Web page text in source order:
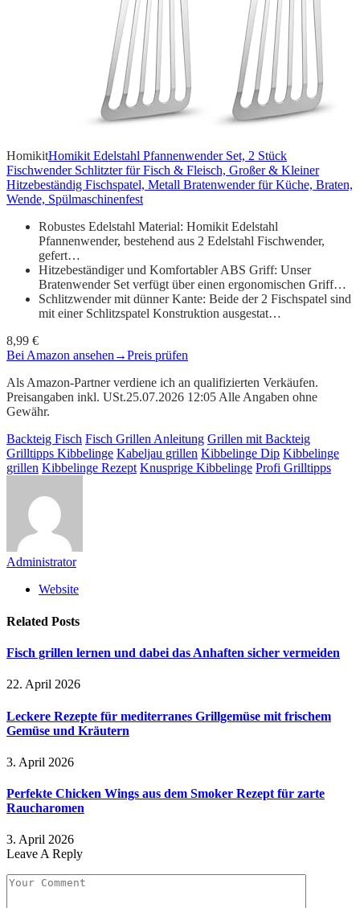
HomikitHomikit Edelstahl Pfannenwender Set, 2 Stück
Fischwender Schlitzter für Fisch & Fleisch, Großer & Kleiner
Hitzebeständig Fischspatel, Metall Bratenwender für Küche, Braten,
Wende, Spülmaschinenfest
Robustes Edelstahl Material: Homikit Edelstahl
Pfannenwender, bestehend aus 2 Edelstahl Fischwender,
gefert…
Hitzebeständiger und Komfortabler ABS Griff: Unser
Bratenwender Set verfügt über einen ergonomischen Griff…
Schlitzwender mit dünner Kante: Beide der 2 Fischspatel sind
mit einer Schlitzspatel Konstruktion ausgestat…
8,99 €
Bei Amazon ansehen→Preis prüfen
Als Amazon-Partner verdiene ich an qualifizierten Verkäufen.
Preisangaben inkl. USt.25.07.2026 12:05 Alle Angaben ohne
Gewähr.
Backteig Fisch Fisch Grillen Anleitung Grillen mit Backteig
Grilltipps Kibbelinge Kabeljau grillen Kibbelinge Dip Kibbelinge
grillen Kibbelinge Rezept Knusprige Kibbelinge Profi Grilltipps
Administrator
Website
Related Posts
Fisch grillen lernen und dabei das Anhaften sicher vermeiden
22. April 2026
Leckere Rezepte für mediterranes Grillgemüse mit frischem
Gemüse und Kräutern
3. April 2026
Perfekte Chicken Wings aus dem Smoker Rezept für zarte
Raucharomen
3. April 2026
Leave A Reply